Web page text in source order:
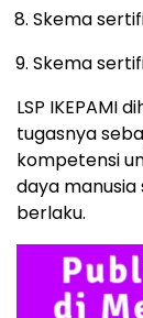
Skema
Skema
LSP IKEPAMI
tugasnya
kompetensi
daya
berlaku.